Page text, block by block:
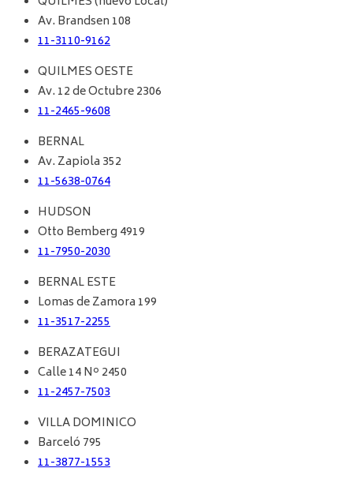
Av. Brandsen 108
11-3110-9162
QUILMES OESTE
Av. 12 de Octubre 2306
11-2465-9608
BERNAL
Av. Zapiola 352
11-5638-0764
HUDSON
Otto Bemberg 4919
11-7950-2030
BERNAL ESTE
Lomas de Zamora 199
11-3517-2255
BERAZATEGUI
Calle 14 Nº 2450
11-2457-7503
VILLA DOMINICO
Barceló 795
11-3877-1553